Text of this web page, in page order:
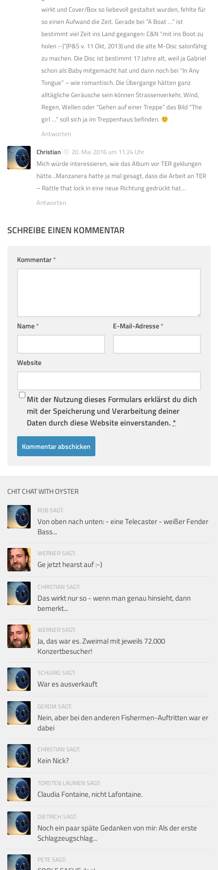
wirkt und Cover/Box so liebevoll gestaltet wurden, fehlte für
so einen Aufwand die Zeit. Gerade bei “A Boat …” ist
bestimmt viel Zeit ins Land gegangen: C&N “mit ins Boot zu
holen :-)”(P&S v. 11 Okt, 2013) und die alte M-Disc salonfähig
zu machen. Die Disc ist bestimmt 17 Jahre alt, weil ja Gabriel
schon als Baby mitgemacht hat und dann noch bei “In Any
Tongue” – wie romantisch. Die Übergange hätten ganz
alltägliche Geräusche sein können Strassenverkehr, Wind,
Regen, Wellen oder “Gehen auf einer Treppe” das Bild “The
girl …” soll sich ja im Treppenhaus befinden.
Antworten
Christian
20. Mai 2016 um 11:24 Uhr
Mich würde interessieren, wie das Album vor TER geklungen
hätte…Manzanera hatte ja mal gesagt, dass die Arbeit an TER
– Rattle that lock in eine neue Richtung gedrückt hat…
Antworten
SCHREIBE EINEN KOMMENTAR
Kommentar*
Name* E-Mail-Adresse*
Website
Mit der Nutzung dieses Formulars erklärst du dich
mit der Speicherung und Verarbeitung deiner
Daten durch diese Website einverstanden. *
CHIT CHAT WITH OYSTER
ROB SAGT:
Von oben nach unten: - eine Telecaster - weißer Fender
Bass...
WERNER SAGT:
Ge jetzt hearst auf :-)
CHRISTIAN SAGT:
Das wirkt nur so - wenn man genau hinsieht, dann
bemerkt...
WERNER SAGT:
Ja, das war es. Zweimal mit jeweils 72.000
Konzertbesucher!
SCHUIRG SAGT:
War es ausverkauft
GERDM SAGT:
Nein, aber bei den anderen Fishermen-Auftritten war er
dabei
CHRISTIAN SAGT:
Kein Nick?
TORSTEN LAUMEN SAGT:
Claudia Fontaine, nicht Lafontaine.
DIETRICH SAGT:
Noch ein paar späte Gedanken von mir: Als der erste
Schlagzeugschlag...
PETE SAGT: